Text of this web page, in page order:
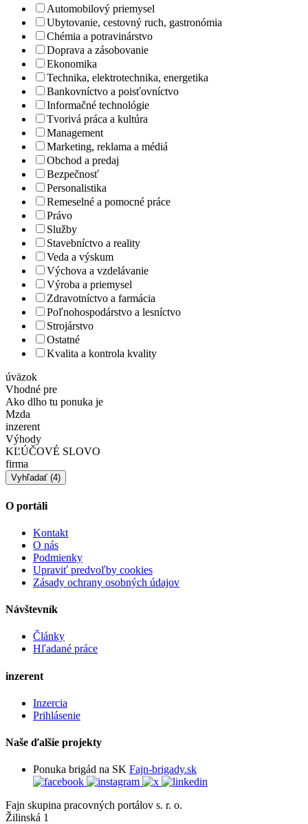
Automobilový priemysel
Ubytovanie, cestovný ruch, gastronómia
Chémia a potravinárstvo
Doprava a zásobovanie
Ekonomika
Technika, elektrotechnika, energetika
Bankovníctvo a poisťovníctvo
Informačné technológie
Tvorivá práca a kultúra
Management
Marketing, reklama a médiá
Obchod a predaj
Bezpečnosť
Personalistika
Remeselné a pomocné práce
Právo
Služby
Stavebníctvo a reality
Veda a výskum
Výchova a vzdelávanie
Výroba a priemysel
Zdravotníctvo a farmácia
Poľnohospodárstvo a lesníctvo
Strojárstvo
Ostatné
Kvalita a kontrola kvality
úväzok
Vhodné pre
Ako dlho tu ponuka je
Mzda
inzerent
Výhody
KĽÚČOVÉ SLOVO
firma
O portáli
Kontakt
O nás
Podmienky
Upraviť predvoľby cookies
Zásady ochrany osobných údajov
Návštevník
Články
Hľadané práce
inzerent
Inzercia
Prihlásenie
Naše ďalšie projekty
Ponuka brigád na SK Fajn-brigady.sk
Fajn skupina pracovných portálov s. r. o.
Žilinská 1